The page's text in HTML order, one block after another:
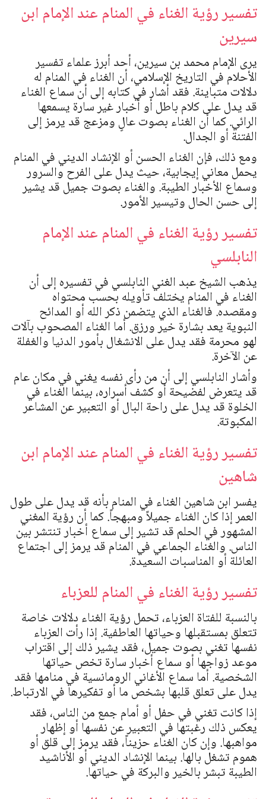
تفسير رؤية الغناء في المنام عند الإمام ابن
سيرين
يرى الإمام محمد بن سيرين، أحد أبرز علماء تفسير
الأحلام في التاريخ الإسلامي، أن الغناء في المنام له
دلالات متباينة. فقد أشار في كتابه إلى أن سماع الغناء
قد يدل على كلام باطل أو أخبار غير سارة يسمعها
الرائي. كما أن الغناء بصوت عالٍ ومزعج قد يرمز إلى
الفتنة أو الجدال.
ومع ذلك، فإن الغناء الحسن أو الإنشاد الديني في المنام
يحمل معاني إيجابية، حيث يدل على الفرح والسرور
وسماع الأخبار الطيبة. والغناء بصوت جميل قد يشير
إلى حسن الحال وتيسير الأمور.
تفسير رؤية الغناء في المنام عند الإمام
النابلسي
يذهب الشيخ عبد الغني النابلسي في تفسيره إلى أن
الغناء في المنام يختلف تأويله بحسب محتواه
ومقصده. فالغناء الذي يتضمن ذكر الله أو المدائح
النبوية يعد بشارة خير ورزق. أما الغناء المصحوب بآلات
لهو محرمة فقد يدل على الانشغال بأمور الدنيا والغفلة
عن الآخرة.
وأشار النابلسي إلى أن من رأى نفسه يغني في مكان عام
قد يتعرض لفضيحة أو كشف أسراره، بينما الغناء في
الخلوة قد يدل على راحة البال أو التعبير عن المشاعر
المكبوتة.
تفسير رؤية الغناء في المنام عند الإمام ابن
شاهين
يفسر ابن شاهين الغناء في المنام بأنه قد يدل على طول
العمر إذا كان الغناء جميلاً ومبهجاً. كما أن رؤية المغني
المشهور في الحلم قد تشير إلى سماع أخبار تنتشر بين
الناس. والغناء الجماعي في المنام قد يرمز إلى اجتماع
العائلة أو المناسبات السعيدة.
تفسير رؤية الغناء في المنام للعزباء
بالنسبة للفتاة العزباء، تحمل رؤية الغناء دلالات خاصة
تتعلق بمستقبلها وحياتها العاطفية. إذا رأت العزباء
نفسها تغني بصوت جميل، فقد يشير ذلك إلى اقتراب
موعد زواجها أو سماع أخبار سارة تخص حياتها
الشخصية. أما سماع الأغاني الرومانسية في منامها فقد
يدل على تعلق قلبها بشخص ما أو تفكيرها في الارتباط.
إذا كانت تغني في حفل أو أمام جمع من الناس، فقد
يعكس ذلك رغبتها في التعبير عن نفسها أو إظهار
مواهبها. وإن كان الغناء حزيناً، فقد يرمز إلى قلق أو
هموم تشغل بالها. بينما الإنشاد الديني أو الأناشيد
الطيبة تبشر بالخير والبركة في حياتها.